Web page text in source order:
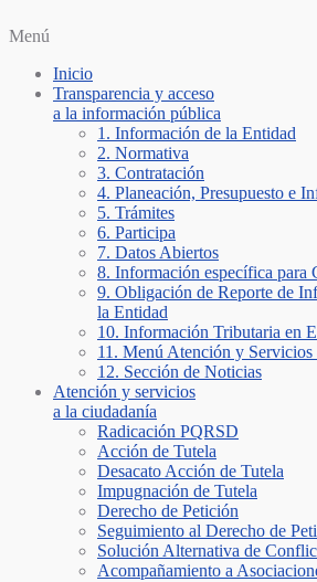
Menú
Inicio
Transparencia y acceso
a la información pública
1. Información de la Entidad
2. Normativa
3. Contratación
4. Planeación, Presupuesto e
5. Trámites
6. Participa
7. Datos Abiertos
8. Información específica para
9. Obligación de Reporte de
la Entidad
10. Información Tributaria en
11. Menú Atención y Servicios
12. Sección de Noticias
Atención y servicios
a la ciudadanía
Radicación PQRSD
Acción de Tutela
Desacato Acción de Tutela
Impugnación de Tutela
Derecho de Petición
Seguimiento al Derecho de
Solución Alternativa de
Acompañamiento a